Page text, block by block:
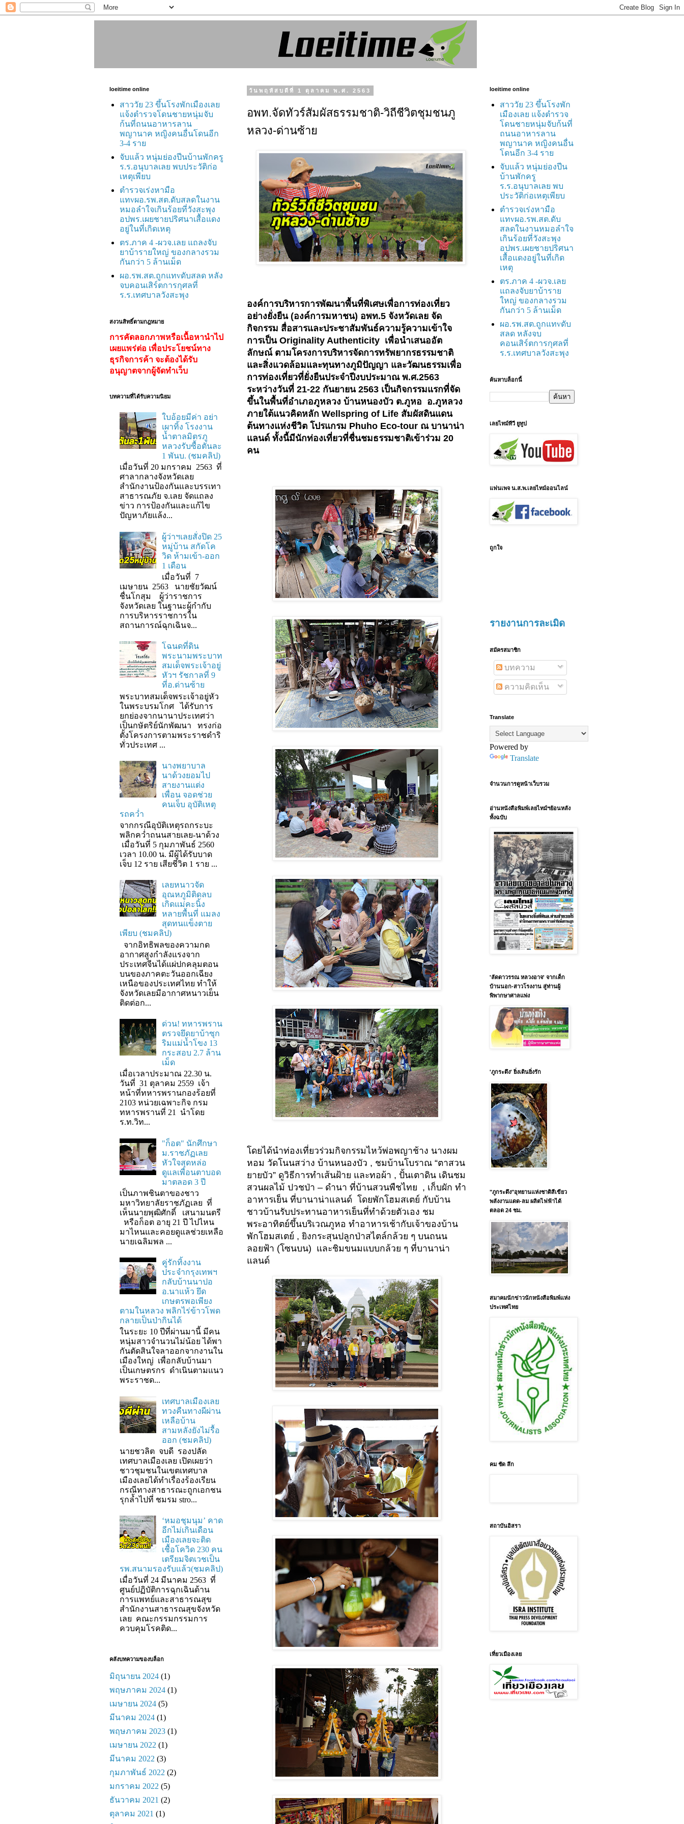
วันพฤหัสบดีที่ 1 ตุลาคม พ.ศ. 2563
อพท.จัดทัวร์สัมผัสธรรมชาติ-วิถีชีวิตชุมชนภู
หลวง-ด่านซ้าย
องค์การบริหารการพัฒนาพื้นที่พิเศษเพื่อการท่องเที่ยว
อย่างยั่งยืน (องค์การมหาชน) อพท.5 จังหวัดเลย จัด
กิจกรรม สื่อสารและประชาสัมพันธ์ความรู้ความเข้าใจ
การเป็น Originality Authenticity เพื่อนำเสนออัต
ลักษณ์ ตามโครงการบริหารจัดการทรัพยากรธรรมชาติ
และสิ่งแวดล้อมและทุนทางภูมิปัญญา และวัฒนธรรมเพื่อ
การท่องเที่ยวที่ยั่งยืนประจำปีงบประมาณ พ.ศ.2563
ระหว่างวันที่ 21-22 กันยายน 2563 เป็นกิจกรรมแรกที่จัด
ขึ้นในพื้นที่อำเภอภูหลวง บ้านหนองบัว ต.ภูหอ อ.ภูหลวง
ภายใต้แนวคิดหลัก Wellspring of Life สัมผัสดินแดน
ต้นทางแห่งชีวิต โปรแกรม Phuho Eco-tour ณ บานาน่า
แลนด์ ทั้งนี้มีนักท่องเที่ยวที่ชื่นชมธรรมชาติเข้าร่วม 20
คน
โดยได้นำท่องเที่ยวร่วมกิจกรรมไหว้พ่อพญาช้าง นางผม
หอม วัดโนนสว่าง บ้านหนองบัว , ชมบ้านโบราณ “ตาสวน
ยายบัว” ดูวิธีการทำเส้นฝ้าย และทอผ้า , ปั้นเตาดิน เดินชม
สวนผลไม้ ปวชป่า – ดำนา ที่บ้านสวนพืชไทย , เก็บผัก ทำ
อาหารเย็น ที่บานาน่าแลนด์ โดยพักโฮมสเตย์ กับบ้าน
ชาวบ้านรับประทานอาหารเย็นที่ทำด้วยตัวเอง ชม
พระอาทิตย์ขึ้นบริเวณภูหอ ทำอาหารเช้ากับเจ้าของบ้าน
พักโฮมสเตย์ , ยิงกระสุนปลูกป่าสไตล์กล้วย ๆ บนถนน
ลอยฟ้า (โซนบน) และชิมขนมแบบกล้วย ๆ ที่บานาน่า
แลนด์
loeitime online
สาววัย 23 ขึ้นโรงพักเมืองเลย
แจ้งตำรวจโดนชายหนุ่มจับ
ก้นที่ถนนอาหารลาน
พญานาค หญิงคนอื่นโดนอีก
3-4 ราย
จับแล้ว หนุ่มย่องปีนบ้านพักครู
ร.ร.อนุบาลเลย พบประวัติก่อ
เหตุเพียบ
ตำรวจเร่งหามือ
แทvผอ.รพ.สต.ดับสลดในงาน
หมอลำใจเกินร้อยที่วังสะพุง
อปพร.เผยชายปริศนาเสื้อแดง
อยู่ในที่เกิดเหตุ
ตร.ภาค 4 -ผวจ.เลย แถลงจับ
ยาบ้ารายใหญ่ ของกลางรวม
กันกว่า 5 ล้านเม็ด
ผอ.รพ.สต.ถูกแทvดับสลด หลัง
จบคอนเสิร์ตการกุศลที่
ร.ร.เทศบาลวังสะพุง
สงวนสิทธิ์ตามกฎหมาย
การคัดลอกภาพหรือเนื้อหานำไป
เผยแพร่ต่อ เพื่อประโยชน์ทาง
ธุรกิจการค้า จะต้องได้รับ
อนุญาตจากผู้จัดทำเว็บ
บทความที่ได้รับความนิยม
ใบอ้อยมีค่า อย่า
เผาทิ้ง โรงงาน
น้ำตาลมิตรภู
หลวงรับซื้อตันละ
1 พันบ. (ชมคลิป)
เมื่อวันที่ 20 มกราคม 2563 ที่
ศาลากลางจังหวัดเลย
สำนักงานป้องกันและบรรเทา
สาธารณภัย จ.เลย จัดแถลง
ข่าว การป้องกันและแก้ไข
ปัญหาภัยแล้ง...
ผู้ว่าฯเลยสั่งปิด 25
หมู่บ้าน สกัดโค
วิด ห้ามเข้า-ออก
1 เดือน
เมื่อวันที่ 7
เมษายน 2563 นายชัยวัฒน์
ชื่นโกสุม ผู้ว่าราชการ
จังหวัดเลย ในฐานะผู้กํากับ
การบริหารราชการใน
สถานการณ์ฉุกเฉินจ...
โฉนดที่ดิน
พระนามพระบาท
สมเด็จพระเจ้าอยู่
หัวฯ รัชกาลที่ 9
ที่อ.ด่านซ้าย
พระบาทสมเด็จพระเจ้าอยู่หัว
ในพระบรมโกศ ได้รับการ
ยกย่องจากนานาประเทศว่า
เป็นกษัตริย์นักพัฒนา ทรงก่อ
ตั้งโครงการตามพระราชดำริ
ทั่วประเทศ ...
นางพยาบาล
นาด้วงยอมไป
สายงานแต่ง
เพื่อน จอดช่วย
คนเจ็บ อุบัติเหตุ
รถคว่ำ
จากกรณีอุบัติเหตุรถกระบะ
พลิกคว่ำถนนสายเลย-นาด้วง
เมื่อวันที่ 5 กุมภาพันธ์ 2560
เวลา 10.00 น. มีผู้ได้รับบาด
เจ็บ 12 ราย เสียชีวิต 1 ราย ...
เลยหนาวจัด
อุณหภูมิติดลบ
เกิดแม่คะนิ้ง
หลายพื้นที่ แมลง
สุดทนแข็งตาย
เพียบ (ชมคลิป)
จากอิทธิพลของความกด
อากาศสูงกำลังแรงจาก
ประเทศจีนได้แผ่ปกคลุมตอน
บนของภาคตะวันออกเฉียง
เหนือของประเทศไทย ทำให้
จังหวัดเลยมีอากาศหนาวเย็น
ติดต่อก...
ด่วน! ทหารพราน
ตรวจยึดยาบ้าซุก
ริมแม่น้ำโขง 13
กระสอบ 2.7 ล้าน
เม็ด
เมื่อเวลาประมาณ 22.30 น.
วันที่ 31 ตุลาคม 2559 เจ้า
หน้าที่ทหารพรานกองร้อยที่
2103 หน่วยเฉพาะกิจ กรม
ทหารพรานที่ 21 นำโดย
ร.ท.วิท...
"ก็อต" นักศึกษา
ม.ราชภัฏเลย
หัวใจสุดหล่อ
ดูแลเพื่อนตาบอด
มาตลอด 3 ปี
เป็นภาพชินตาของชาว
มหาวิทยาลัยราชภัฏเลย ที่
เห็นนายพุฒิศักดิ์ เสนามนตรี
หรือก็อต อายุ 21 ปี ไปไหน
มาไหนและคอยดูแลช่วยเหลือ
นายเฉลิมพล ...
คู่รักทิ้งงาน
ประจำกรุงเทพฯ
กลับบ้านนาปอ
อ.นาแห้ว ยึด
เกษตรพอเพียง
ตามในหลวง พลิกไร่ข้าวโพด
กลายเป็นป่ากินได้
ในระยะ 10 ปีที่ผ่านมานี้ มีคน
หนุ่มสาวจำนวนไม่น้อย ได้พา
กันตัดสินใจลาออกจากงานใน
เมืองใหญ่ เพื่อกลับบ้านมา
เป็นเกษตรกร ดำเนินตามแนว
พระราชด...
เทศบาลเมืองเลย
ทวงคืนทางผีผ่าน
เหลือบ้าน
สามหลังยังไม่รื้อ
ออก (ชมคลิป)
นายชวลิต จบดี รองปลัด
เทศบาลเมืองเลย เปิดเผยว่า
ชาวชุมชนในเขตเทศบาล
เมืองเลยได้ทำเรื่องร้องเรียน
กรณีทางสาธารณะถูกเอกชน
รุกล้ำไปที่ ชมรม stro...
‘หมอชุมนุม’ คาด
อีกไม่เกินเดือน
เมืองเลยจะติด
เชื้อโควิด 230 คน
เตรียมจิตเวชเป็น
รพ.สนามรองรับแล้ว(ชมคลิป)
เมื่อวันที่ 24 มีนาคม 2563 ที่
ศูนย์ปฏิบัติการฉุกเฉินด้าน
การแพทย์และสาธารณสุข
สำนักงานสาธารณสุขจังหวัด
เลย คณะกรรมกรรมการ
ควบคุมโรคติด...
คลังบทความของบล็อก
มิถุนายน 2024 (1)
พฤษภาคม 2024 (1)
เมษายน 2024 (5)
มีนาคม 2024 (1)
พฤษภาคม 2023 (1)
เมษายน 2022 (1)
มีนาคม 2022 (3)
กุมภาพันธ์ 2022 (2)
มกราคม 2022 (5)
ธันวาคม 2021 (2)
ตุลาคม 2021 (1)
loeitime online
สาววัย 23 ขึ้นโรงพัก
เมืองเลย แจ้งตำรวจ
โดนชายหนุ่มจับก้นที่
ถนนอาหารลาน
พญานาค หญิงคนอื่น
โดนอีก 3-4 ราย
จับแล้ว หนุ่มย่องปีน
บ้านพักครู
ร.ร.อนุบาลเลย พบ
ประวัติก่อเหตุเพียบ
ตำรวจเร่งหามือ
แทvผอ.รพ.สต.ดับ
สลดในงานหมอลำใจ
เกินร้อยที่วังสะพุง
อปพร.เผยชายปริศนา
เสื้อแดงอยู่ในที่เกิด
เหตุ
ตร.ภาค 4 -ผวจ.เลย
แถลงจับยาบ้าราย
ใหญ่ ของกลางรวม
กันกว่า 5 ล้านเม็ด
ผอ.รพ.สต.ถูกแทvดับ
สลด หลังจบ
คอนเสิร์ตการกุศลที่
ร.ร.เทศบาลวังสะพุง
ค้นหาบล็อกนี้
เลยไทม์ทีวี ยูทูป
แฟนเพจ น.ส.พ.เลยไทม์ออนไลน์
ถูกใจ
รายงานการละเมิด
สมัครสมาชิก
บทความ
ความคิดเห็น
Translate
Powered by
Translate
จำนวนการดูหน้าเว็บรวม
อ่านหนังสือพิมพ์เลยไทม์ฯย้อนหลัง
ทั้งฉบับ
'ลัดดาวรรณ หลวงอาจ' จากเด็ก
บ้านนอก-สาวโรงงาน สู่ท่านผู้
พิพากษาศาลแพ่ง
'ภูกระดึง' ยิ่งเดินยิ่งรัก
"ภูกระดึง"อุทยานแห่งชาติสีเขียว
พลังงานแดด-ลม ผลิตไฟฟ้าได้
ตลอด 24 ชม.
สมาคมนักข่าวนักหนังสือพิมพ์แห่ง
ประเทศไทย
คม ชัด ลึก
สถาบันอิสรา
เที่ยวเมืองเลย